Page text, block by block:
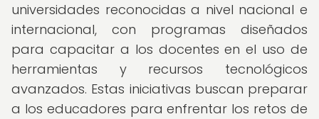
universidades reconocidas a nivel nacional e
internacional, con programas diseñados
para capacitar a los docentes en el uso de
herramientas y recursos tecnológicos
avanzados. Estas iniciativas buscan preparar
a los educadores para enfrentar los retos de